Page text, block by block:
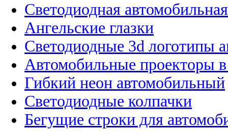
Светодиодная
Ангельские глазки
Светодиодные 3d логотипы
Автомобильные проекторы
Гибкий неон автомобильный
Светодиодные колпачки
Бегущие строки для